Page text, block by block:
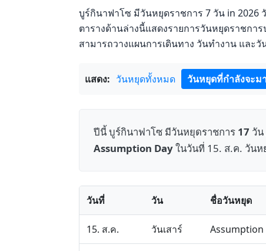
บูร์กินาฟาโซ มีวันหยุดราชการ 7 วัน in 2026
ตารางด้านล่างนี้แสดงรายการวันหยุดราชก
สามารถวางแผนการเดินทาง วันทำงาน และ
แสดง: วันหยุดทั้งหมด วันหยุดที่กำลังจะม
ปีนี้ บูร์กินาฟาโซ มีวันหยุดราชการ 17 วั
Assumption Dayในวันที่ 15. ส.ค. วัน
วันที่ วัน ชื่อวันหยุด
15. ส.ค. วันเสาร์ Assumption